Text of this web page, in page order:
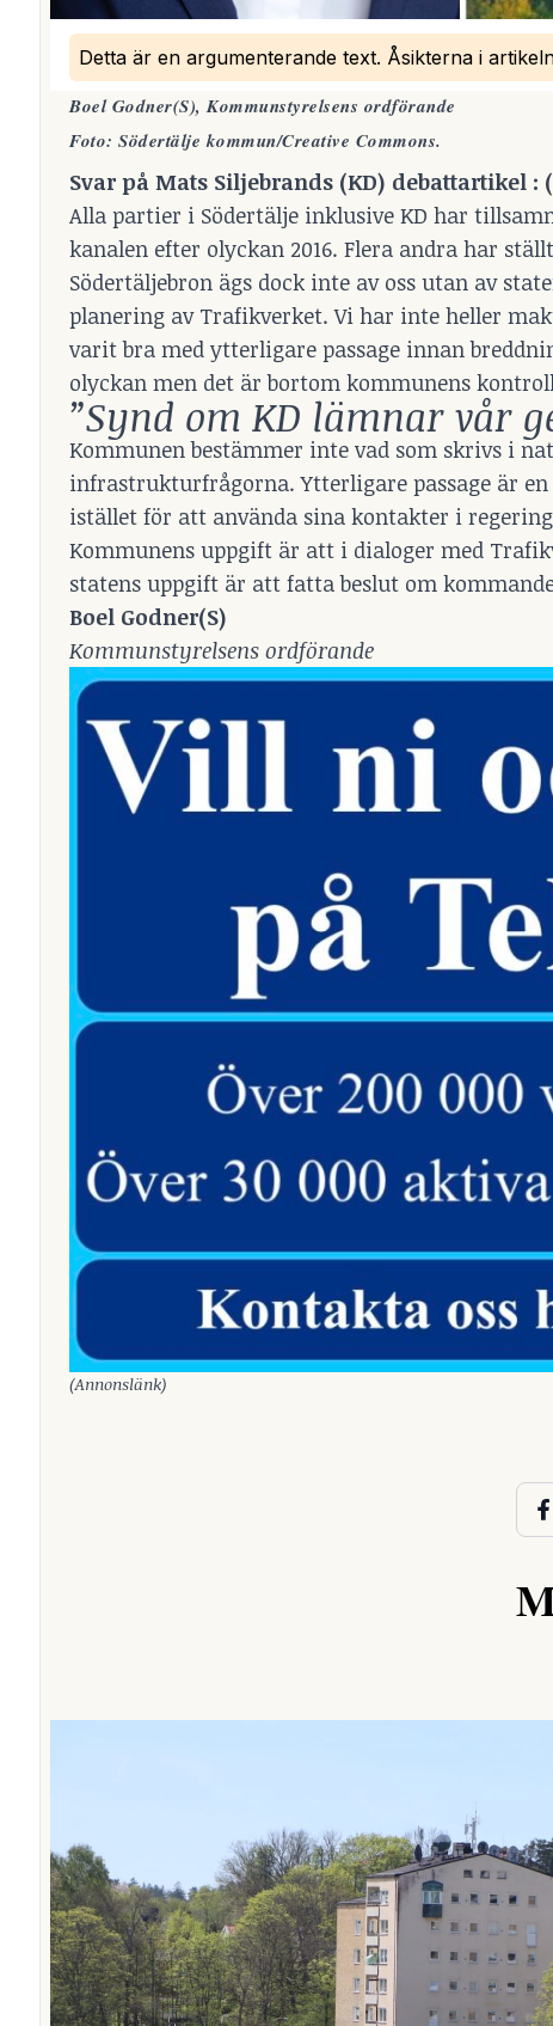
Detta är en argumenterande text. Åsikterna i
Boel Godner(S), Kommunstyrelsens ordförande
Foto: Södertälje kommun/Creative Commons.
Svar på Mats Siljebrands (KD) debattartikel :
Alla partier i Södertälje inklusive KD har
kanalen efter olyckan 2016. Flera andra har
Södertäljebron ägs dock inte av oss utan av
planering av Trafikverket. Vi har inte heller
varit bra med ytterligare passage innan
olyckan men det är bortom kommunens
”Synd om KD lämnar vår
Kommunen bestämmer inte vad som skrivs i
infrastrukturfrågorna. Ytterligare passage är
istället för att använda sina kontakter i
Kommunens uppgift är att i dialoger med
statens uppgift är att fatta beslut om
Boel Godner(S)
Kommunstyrelsens ordförande
(Annonslänk)